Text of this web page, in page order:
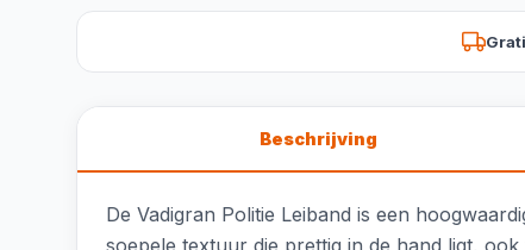
Beschrijving
De Vadigran Politie Leiband is een
soepele textuur die prettig in de hand ligt,